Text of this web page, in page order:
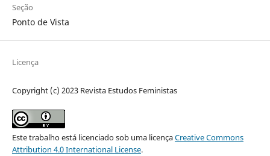
Seção
Ponto de Vista
Licença
Copyright (c) 2023 Revista Estudos Feministas
Este trabalho está licenciado sob uma licençaCreative Commons
Attribution 4.0 International License.